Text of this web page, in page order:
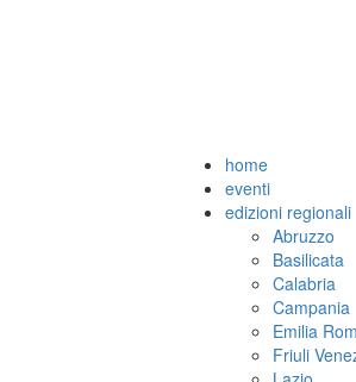
home
eventi
edizioni regionali
Abruzzo
Basilicata
Calabria
Campania
Emilia
Friuli